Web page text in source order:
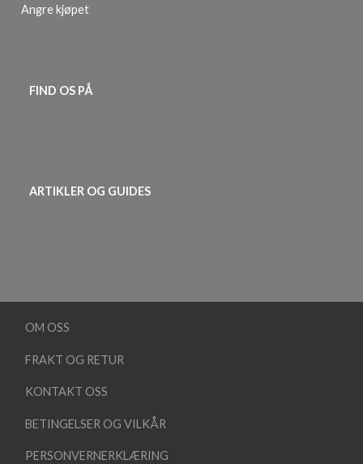
Angre kjøpet
FIND OS PÅ
ARTIKLER OG GUIDES
OM OSS
FRAKT OG RETUR
KONTAKT OSS
BETINGELSER OG VILKÅR
PERSONVERNERKLÆRING